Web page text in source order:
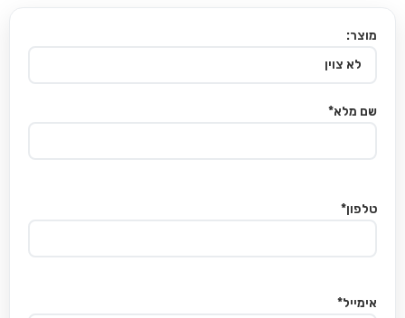
מוצר:
שם מלא*
טלפון*
אימייל*